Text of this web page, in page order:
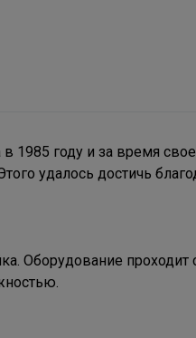
1985 году и за время
удалось достичь
Оборудование проходит